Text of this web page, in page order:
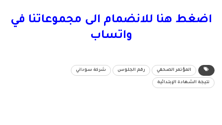
اضغط هنا للانضمام الى مجموعاتنا في
واتساب
المؤتمر الصحفي رقم الجلوس شركة سوداني
نتيجة الشهادة الإبتدائية